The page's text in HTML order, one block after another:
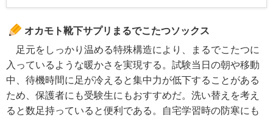
オカモト靴下サプリまるでこたつソックス
足元をしっかり温める特殊構造により、まるでこたつに
入っているような暖かさを実現する。試験当日の朝や移動
中、待機時間に足が冷えると集中力が低下することがある
ため、保護者にも受験生にもおすすめだ。洗い替えを考え
ると数足持っていると便利である。自宅学習時の防寒にも